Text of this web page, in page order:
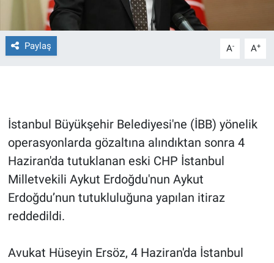
Paylaş A- A+
İstanbul Büyükşehir Belediyesi'ne (İBB) yönelik
operasyonlarda gözaltına alındıktan sonra 4
Haziran'da tutuklanan eski CHP İstanbul
Milletvekili Aykut Erdoğdu'nun Aykut
Erdoğdu’nun tutukluluğuna yapılan itiraz
reddedildi.
Avukat Hüseyin Ersöz, 4 Haziran'da İstanbul
Gün Bitiyor
Gün Ortası
Haber
İlan
Kimdir
Kültür Sanat